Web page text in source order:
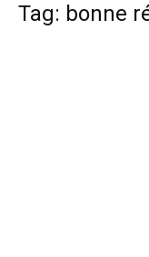
Tag: bonne